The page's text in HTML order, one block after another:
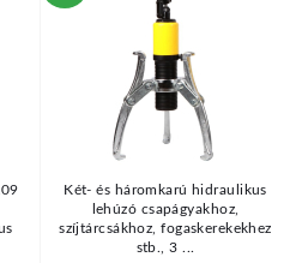
Két- és háromkarú hidraulikus
lehúzó csapágyakhoz,
szíjtárcsákhoz, fogaskerekekhez
stb., 3 ...